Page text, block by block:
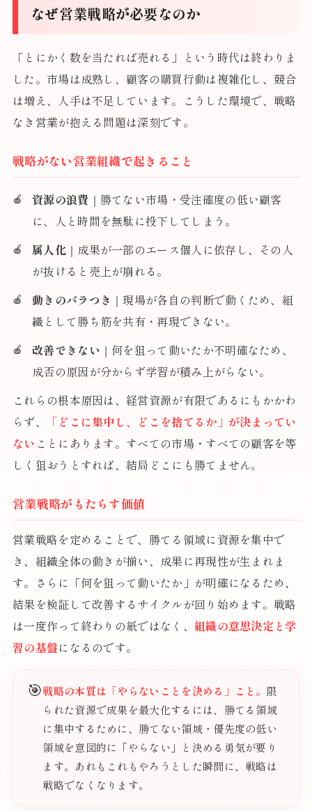
なぜ営業戦略が必要なのか
「とにかく数を当たれば売れる」という時代は終わりま
した。市場は成熟し、顧客の購買行動は複雑化し、競合
は増え、人手は不足しています。こうした環境で、戦略
なき営業が抱える問題は深刻です。
戦略がない営業組織で起きること
資源の浪費 ｜勝てない市場・受注確度の低い顧客
に、人と時間を無駄に投下してしまう。
属人化｜成果が一部のエース個人に依存し、その人
が抜けると売上が崩れる。
動きのバラつき ｜現場が各自の判断で動くため、組
織として勝ち筋を共有・再現できない。
改善できない ｜何を狙って動いたか不明確なため、
成否の原因が分からず学習が積み上がらない。
これらの根本原因は、経営資源が有限であるにもかかわ
らず、
「どこに集中し、どこを捨てるか」が決まってい
ない ことにあります。すべての市場・すべての顧客を等
しく狙おうとすれば、結局どこにも勝てません。
営業戦略がもたらす価値
営業戦略を定めることで、勝てる領域に資源を集中で
き、組織全体の動きが揃い、成果に再現性が生まれま
す。さらに「何を狙って動いたか」が明確になるため、
結果を検証して改善するサイクルが回り始めます。戦略
は一度作って終わりの紙ではなく、 組織の意思決定と学
習の基盤になるのです。
🎯戦略の本質は「やらないことを決める」こと。 限
られた資源で成果を最大化するには、勝てる領域
に集中するために、勝てない領域・優先度の低い
領域を意図的に「やらない」と決める勇気が要り
ます。あれもこれもやろうとした瞬間に、戦略は
戦略でなくなります。